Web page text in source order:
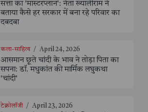
सत्ता का 'मास्टरप्लान': नेता ख्यालीराम ने
बताया कैसे हर सरकार में बना रहे परिवार का
दबदबा
कला-साहित्य / April 24, 2026
आसमान छूते चांदी के भाव ने तोड़ा पिता का
सपना: डॉ. मधुकांत की मार्मिक लघुकथा
'चांदी'
टेक्नोलॉजी / April 23, 2026